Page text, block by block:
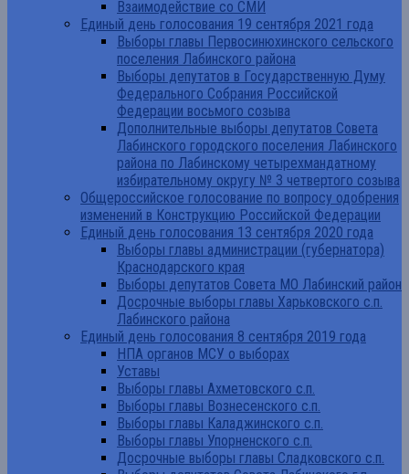
Взаимодействие со СМИ
Единый день голосования 19 сентября 2021 года
Выборы главы Первосинюхинского сельского
поселения Лабинского района
Выборы депутатов в Государственную Думу
Федерального Собрания Российской
Федерации восьмого созыва
Дополнительные выборы депутатов Совета
Лабинского городского поселения Лабинского
района по Лабинскому четырехмандатному
избирательному округу № 3 четвертого созыва
Общероссийское голосование по вопросу одобрения
изменений в Конструкцию Российской Федерации
Единый день голосования 13 сентября 2020 года
Выборы главы администрации (губернатора)
Краснодарского края
Выборы депутатов Совета МО Лабинский район
Досрочные выборы главы Харьковского с.п.
Лабинского района
Единый день голосования 8 сентября 2019 года
НПА органов МСУ о выборах
Уставы
Выборы главы Ахметовского с.п.
Выборы главы Вознесенского с.п.
Выборы главы Каладжинского с.п.
Выборы главы Упорненского с.п.
Досрочные выборы главы Сладковского с.п.